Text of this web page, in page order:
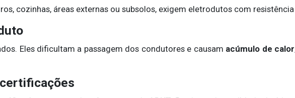
cozinhas, áreas externas ou subsolos, exigem eletrodutos com
Eles dificultam a passagem dos condutores e causam acúmulo de calor